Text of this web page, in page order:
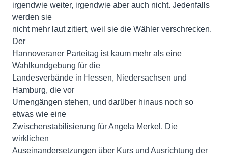
irgendwie weiter, irgendwie aber auch nicht. Jedenfalls
werden sie
nicht mehr laut zitiert, weil sie die Wähler verschrecken.
Der
Hannoveraner Parteitag ist kaum mehr als eine
Wahlkundgebung für die
Landesverbände in Hessen, Niedersachsen und
Hamburg, die vor
Urnengängen stehen, und darüber hinaus noch so
etwas wie eine
Zwischenstabilisierung für Angela Merkel. Die
wirklichen
Auseinandersetzungen über Kurs und Ausrichtung der